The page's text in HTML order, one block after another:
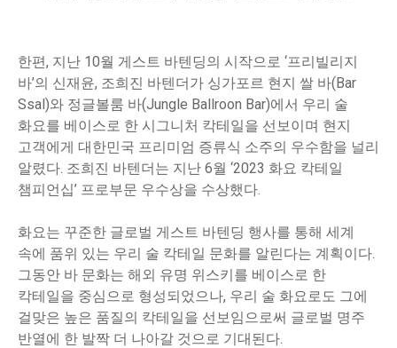
한편, 지난 10월 게스트 바텐딩의 시작으로 ‘프리빌리지
바’의 신재윤, 조희진 바텐더가 싱가포르 현지 쌀 바(Bar
Ssal)와 정글볼룸 바(Jungle Ballroon Bar)에서 우리 술
화요를 베이스로 한 시그니처 칵테일을 선보이며 현지
고객에게 대한민국 프리미엄 증류식 소주의 우수함을 널리
알렸다. 조희진 바텐더는 지난 6월 ‘2023 화요 칵테일
챔피언십’ 프로부문 우수상을 수상했다.
화요는 꾸준한 글로벌 게스트 바텐딩 행사를 통해 세계
속에 품위 있는 우리 술 칵테일 문화를 알린다는 계획이다.
그동안 바 문화는 해외 유명 위스키를 베이스로 한
칵테일을 중심으로 형성되었으나, 우리 술 화요로도 그에
걸맞은 높은 품질의 칵테일을 선보임으로써 글로벌 명주
반열에 한 발짝 더 나아갈 것으로 기대된다.